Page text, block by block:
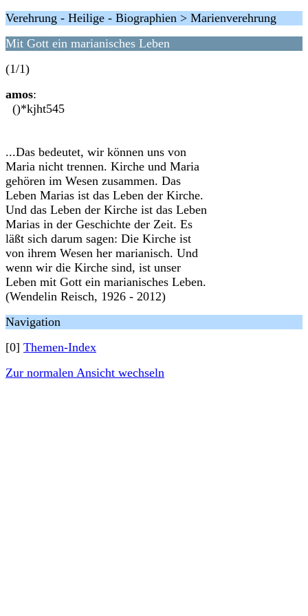
Verehrung - Heilige - Biographien > Marienverehrung
Mit Gott ein marianisches Leben
(1/1)
amos:
()*kjht545
...Das bedeutet, wir können uns von
Maria nicht trennen. Kirche und Maria
gehören im Wesen zusammen. Das
Leben Marias ist das Leben der Kirche.
Und das Leben der Kirche ist das Leben
Marias in der Geschichte der Zeit. Es
läßt sich darum sagen: Die Kirche ist
von ihrem Wesen her marianisch. Und
wenn wir die Kirche sind, ist unser
Leben mit Gott ein marianisches Leben.
(Wendelin Reisch, 1926 - 2012)
Navigation
[0] Themen-Index
Zur normalen Ansicht wechseln